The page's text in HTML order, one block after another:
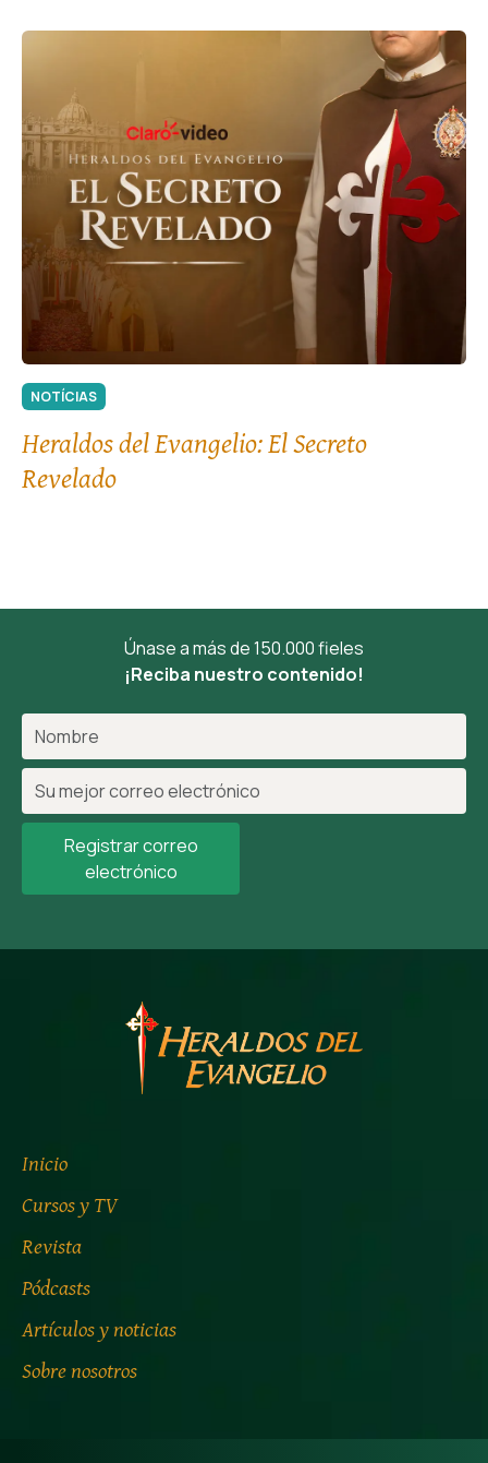
NOTÍCIAS
Heraldos del Evangelio: El Secreto
Revelado
Únase a más de 150.000 fieles
¡Reciba nuestro contenido!
Registrar correo
electrónico
Inicio
Cursos y TV
Revista
Pódcasts
Artículos y noticias
Sobre nosotros